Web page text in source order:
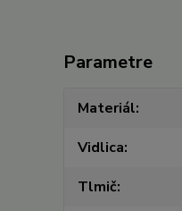
Parametre
Materiál
Vidlica
Tlmič